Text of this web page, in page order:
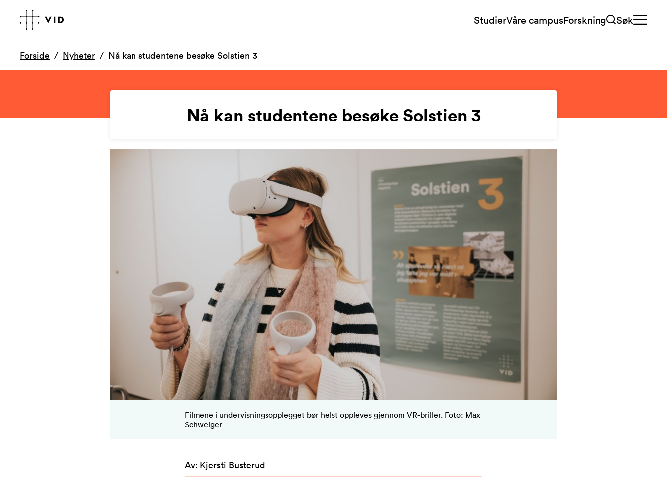
StudierVåre campusForskning Søk
Forside Nyheter Nå kan studentene besøke Solstien 3
Nå kan studentene besøke Solstien 3
Filmene i undervisningsopplegget bør helst oppleves gjennom VR-briller. Foto: Max
Schweiger
Av: Kjersti Busterud